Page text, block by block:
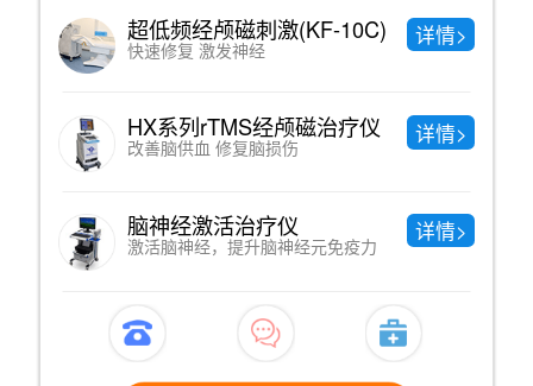
中药熏蒸
直达病灶、绿色纯天然
详情>
中医理疗
调节神经系统功能，提高免疫功能
详情>
中医针灸
疏通经络 调节阴阳
详情>